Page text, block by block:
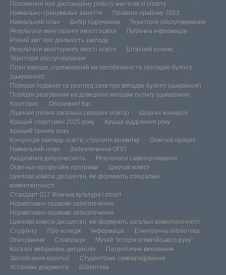
Положення про дистанційну роботу вчителів зі спорту
Навчально-тренувальні заняття
Правила прийому 2023
Навчальний план
Вибір підручників
Територія обслуговування
Результати моніторингу якості освіти
Публічна інформація
Річний звіт про діяльність закладу
Результати моніторингу якості освіти
Штатний розпис
Територія обслуговування
План заходів, спрямований на запобігання та протидію булінгу
(цькуванню)
Порядок подання та розгляд заяв про випадки булінгу (цькування)
Порядок реагування на доведенні випадки булінгу (цькування)
Кошторис
Обережно! Кір.
Ліцензія (повна загальна середня освіта)
Щорічні конкурси
Кращий спортсмен 2025 року
Краще відділення року
Кращий тренер року
Концепція закладу освіти, стратегія розвитку
Освітній процес
Навчальний план
Забезпечення ОПП
Академічна доброчесність
Результати самооцінювання
Освітньо-професійні програми
Циклові комісії
Циклова комісія дисциплін, які формують спеціальні
компетентності
Стандарт 017 Фізична культура і спорт
Нормативно-правове забезпечення
Нормативно-правове забезпечення
Циклова комісія дисциплін, які формують загальні компетентності
Студенту
Про коледж Інформація
Електронна бібліотека
Опитування
Співпраця
Музей “Історія олімпійського руху”
Каталог вибіркових дисциплін
Патріотичне виховання
Запобігання корупції
Студентське самоврядування
Установчі документи
Бібліотека